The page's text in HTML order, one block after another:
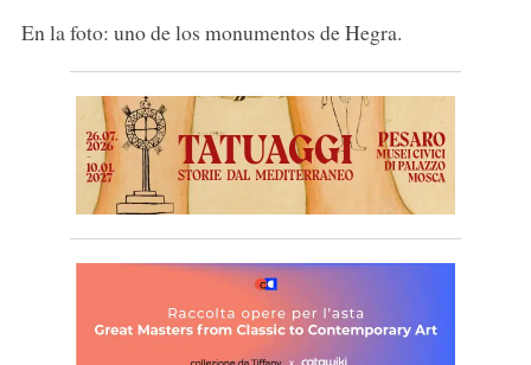
En la foto: uno de los monumentos de Hegra.